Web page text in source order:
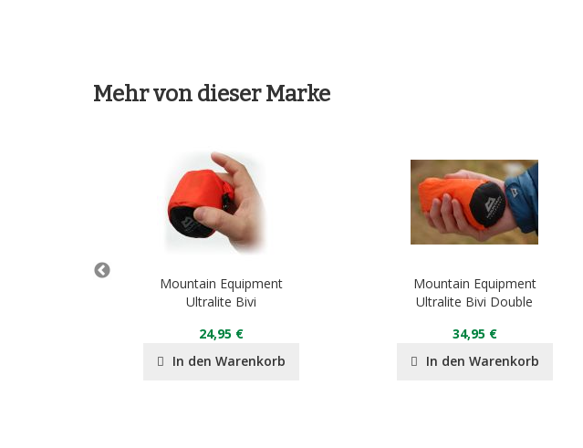
Mehr von dieser Marke
Mountain Equipment
Ultralite Bivi
24,95 €
In den Warenkorb
Mountain Equipment
Ultralite Bivi Double
34,95 €
In den Warenkorb